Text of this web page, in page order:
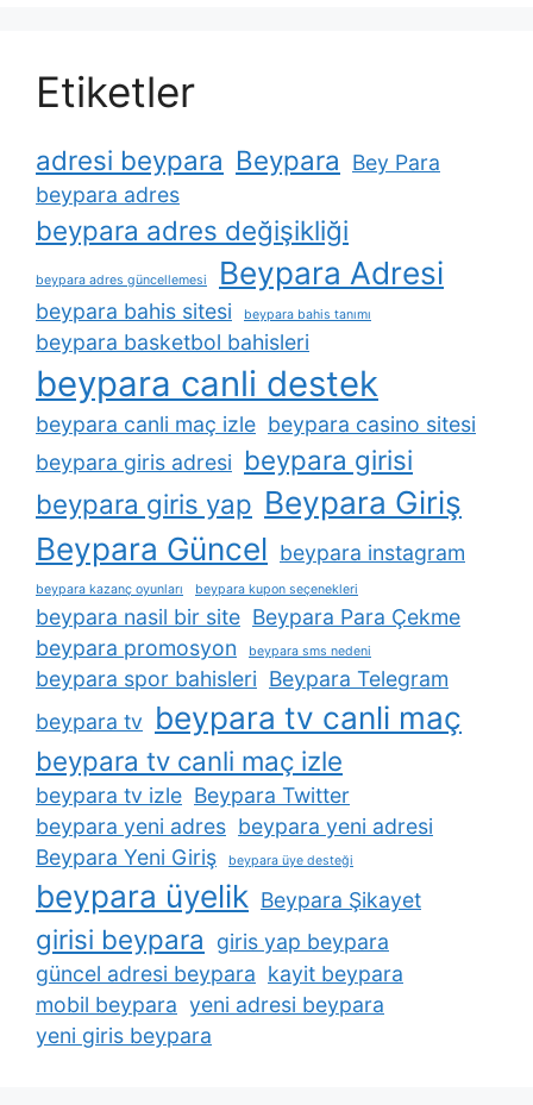
Etiketler
adresi beypara Beypara
Bey Para
beypara adres
beypara adres değişikliği
beypara adres güncellemesi Beypara Adresi
beypara bahis sitesi beypara bahis tanımı
beypara basketbol bahisleri
beypara canli destek
beypara canli maç izle beypara casino sitesi
beypara giris adresi
beypara girisi
beypara giris yap Beypara Giriş
Beypara Güncel beypara instagram
beypara kazanç oyunları beypara kupon seçenekleri
beypara nasil bir site Beypara Para Çekme
beypara promosyon
beypara sms nedeni
beypara spor bahisleri Beypara Telegram
beypara tv
beypara tv canli maç
beypara tv canli maç izle
beypara tv izle Beypara Twitter
beypara yeni adres beypara yeni adresi
Beypara Yeni Giriş
beypara üye desteği
beypara üyelik Beypara Şikayet
girisi beypara
giris yap beypara
güncel adresi beypara kayit beypara
mobil beypara yeni adresi beypara
yeni giris beypara